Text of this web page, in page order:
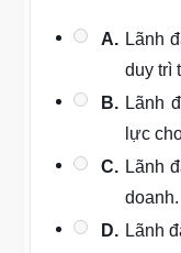
A. Lãnh
duy trì
B. Lãnh
lực
C. Lãnh
doanh.
D. Lãnh